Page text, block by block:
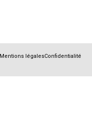
Mentions légalesConfidentialité